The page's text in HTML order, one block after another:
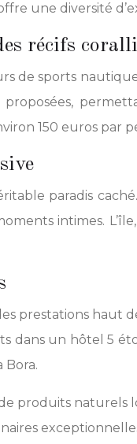
une diversité
récifs
de sports
150 euros par
paradis
intimes.
haut
dans un hôtel 5
Bora.
produits naturels